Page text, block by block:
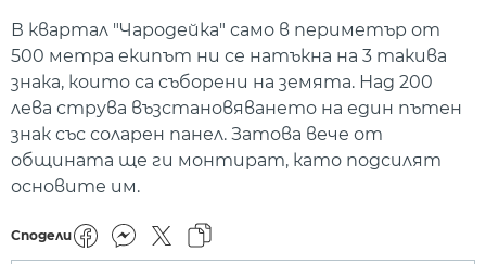
В квартал "Чародейка" само в периметър от
500 метра екипът ни се натъкна на 3 такива
знака, които са съборени на земята. Над 200
лева струва възстановяването на един пътен
знак със соларен панел. Затова вече от
общината ще ги монтират, като подсилят
основите им.
Сподели